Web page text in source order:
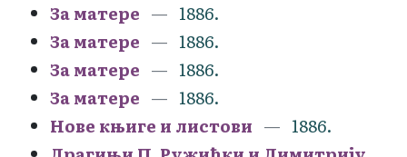
За матере
1886.
За матере
1886.
За матере
1886.
За матере
1886.
Нове књиге и листови
1886.